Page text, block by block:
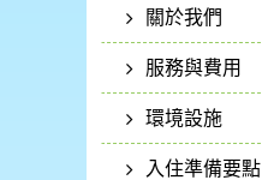
關於我們
服務與費用
環境設施
入住準備要點